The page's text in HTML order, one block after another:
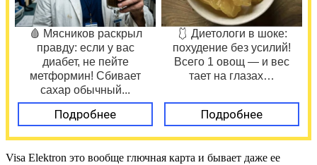
🩸 Мясников раскрыл
правду: если у вас
диабет, не пейте
метформин! Сбивает
сахар обычный...
Подробнее
🩱 Диетологи в шоке:
похудение без усилий!
Всего 1 овощ — и вес
тает на глазах…
Подробнее
Visa Elektron это вообще глючная карта и бывает даже ее